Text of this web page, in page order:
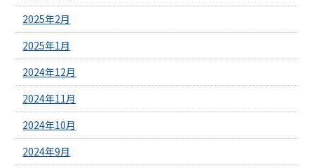
2025年2月
2025年1月
2024年12月
2024年11月
2024年10月
2024年9月